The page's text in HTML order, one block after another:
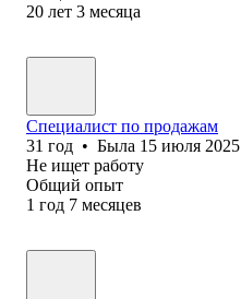
20 лет 3 месяца
Специалист по продажам
31 год • Была 15 июля 2025
Не ищет работу
Общий опыт
1 год 7 месяцев